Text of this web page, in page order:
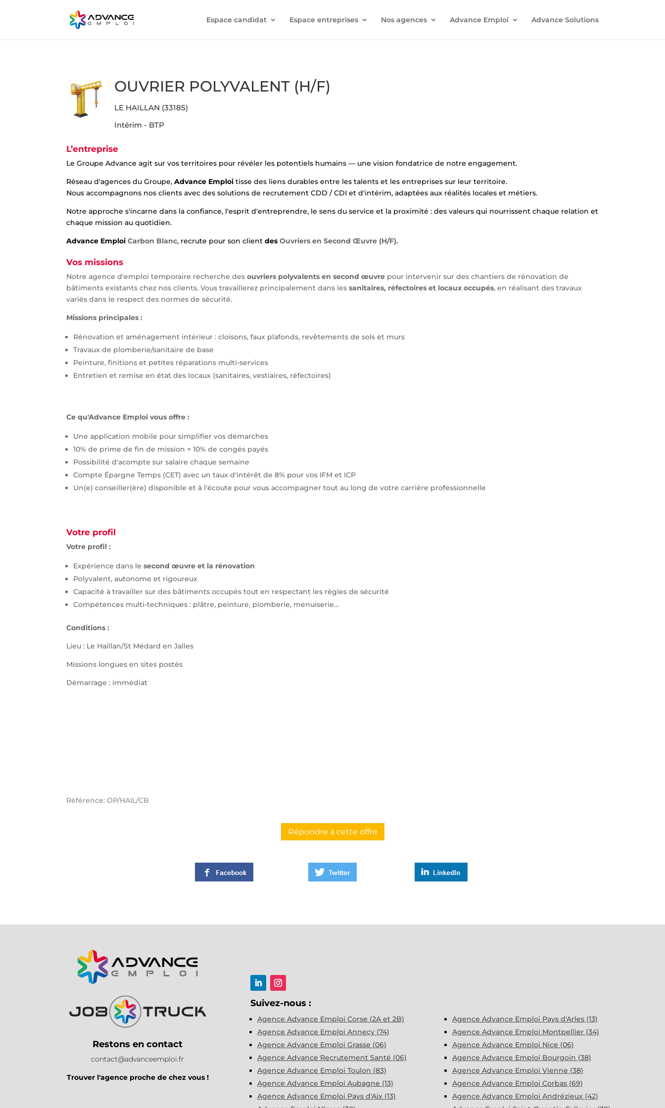
Espace candidat Espace entreprises Nos agences Advance Emploi Advance Solutions
OUVRIER POLYVALENT (H/F)
LE HAILLAN (33185)
Intérim - BTP
L’entreprise
Le Groupe Advance agit sur vos territoires pour révéler les potentiels humains — une vision fondatrice de notre engagement.
Réseau d'agences du Groupe,Advance Emploitisse des liens durables entre les talents et les entreprises sur leur territoire.
Nous accompagnons nos clients avec des solutions de recrutement CDD / CDI et d'intérim, adaptées aux réalités locales et métiers.
Notre approche s'incarne dans la confiance, l'esprit d'entreprendre, le sens du service et la proximité : des valeurs qui nourrissent chaque relation et
chaque mission au quotidien.
Advance EmploiCarbon Blanc, recrute pour son clientdesOuvriers en Second Œuvre (H/F).
Vos missions
Notre agence d'emploi temporaire recherche desouvriers polyvalents en second œuvre pour intervenir sur des chantiers de rénovation de
bâtiments existants chez nos clients. Vous travaillerez principalement dans lessanitaires, réfectoires et locaux occupés, en réalisant des travaux
variés dans le respect des normes de sécurité.
Missions principales :
Rénovation et aménagement intérieur : cloisons, faux plafonds, revêtements de sols et murs
Travaux de plomberie/sanitaire de base
Peinture, finitions et petites réparations multi-services
Entretien et remise en état des locaux (sanitaires, vestiaires, réfectoires)
Ce qu'Advance Emploi vous offre :
Une application mobile pour simplifier vos démarches
10% de prime de fin de mission + 10% de congés payés
Possibilité d'acompte sur salaire chaque semaine
Compte Épargne Temps (CET) avec un taux d'intérêt de 8% pour vos IFM et ICP
Un(e) conseiller(ère) disponible et à l'écoute pour vous accompagner tout au long de votre carrière professionnelle
Votre profil
Votre profil :
Expérience dans lesecond œuvre et la rénovation
Polyvalent, autonome et rigoureux
Capacité à travailler sur des bâtiments occupés tout en respectant les règles de sécurité
Compétences multi-techniques : plâtre, peinture, plomberie, menuiserie…
Conditions :
Lieu : Le Haillan/St Médard en Jalles
Missions longues en sites postés
Démarrage : immédiat
Référence: OP/HAIL/CB
Répondre à cette offre
Restons en contact
contact@advanceemploi.fr
Trouver l'agence proche de chez vous !
Suivez-nous :
Agence Advance Emploi Corse (2A et 2B)
Agence Advance Emploi Annecy (74)
Agence Advance Emploi Grasse (06)
Agence Advance Recrutement Santé (06)
Agence Advance Emploi Toulon (83)
Agence Advance Emploi Aubagne (13)
Agence Advance Emploi Pays d'Aix (13)
Agence Advance Emploi Pays d'Arles (13)
Agence Advance Emploi Montpellier (34)
Agence Advance Emploi Nice (06)
Agence Advance Emploi Bourgoin (38)
Agence Advance Emploi Vienne (38)
Agence Advance Emploi Corbas (69)
Agence Advance Emploi Andrézieux (42)